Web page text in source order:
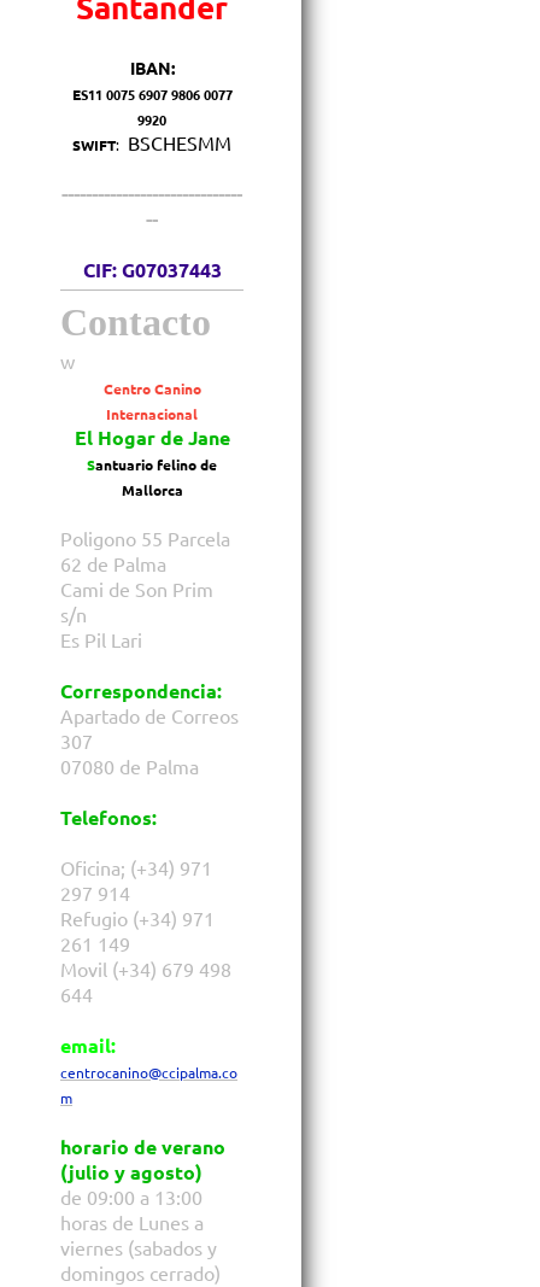
IBAN:
ES11 0075 6907 9806 0077
9920
SWIFT: BSCHESMM
------------------------------
--
CIF: G07037443
Contacto
w
Centro Canino
Internacional
El Hogar de Jane
Santuario felino de
Mallorca
Poligono 55 Parcela
62 de Palma
Cami de Son Prim
s/n
Es Pil Lari
Correspondencia:
Apartado de Correos
307
07080 de Palma
Telefonos:
Oficina; (+34) 971
297 914
Refugio (+34) 971
261 149
Movil (+34) 679 498
644
email:
centrocanino@ccipalma.co
m
horario de verano
(julio y agosto)
de 09:00 a 13:00
horas de Lunes a
viernes (sabados y
domingos cerrado)